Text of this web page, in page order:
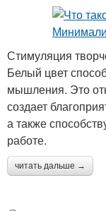
Стимуляция
Белый цвет
мышления. Это
создает
а также
работе.
читать дальше →